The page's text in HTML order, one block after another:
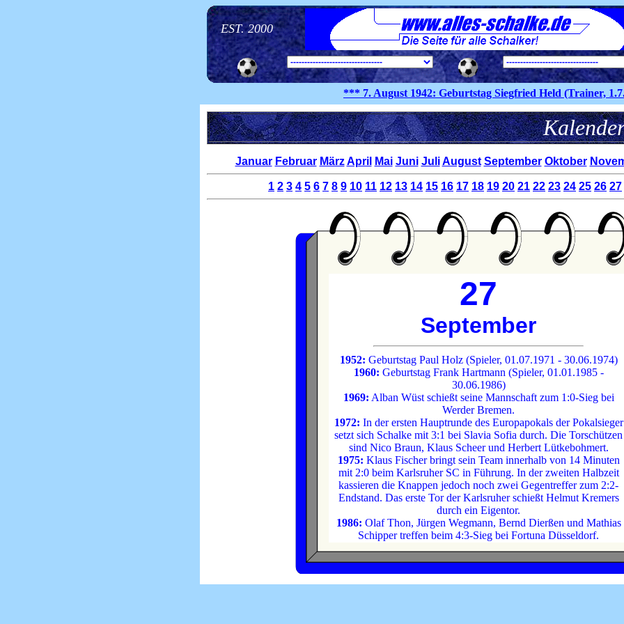
EST. 2000
*** 7. August1942:Geburtstag Siegfried Held (Trainer,
Januar Februar März April Mai Juni Juli August September Oktober
1 2 3 4 5 6 7 8 9 10 11 12 13 14 15 16 17 18 19 20 21 22 23 24 25 26 27
27
September
1952: Geburtstag Paul Holz (Spieler, 01.07.1971 - 30.06.1974)
1960: Geburtstag Frank Hartmann (Spieler, 01.01.1985 -
30.06.1986)
1969: Alban Wüst schießt seine Mannschaft zum 1:0-Sieg bei
Werder Bremen.
1972: In der ersten Hauptrunde des Europapokals der Pokalsieger
setzt sich Schalke mit 3:1 bei Slavia Sofia durch. Die Torschützen
sind Nico Braun, Klaus Scheer und Herbert Lütkebohmert.
1975: Klaus Fischer bringt sein Team innerhalb von 14 Minuten
mit 2:0 beim Karlsruher SC in Führung. In der zweiten Halbzeit
kassieren die Knappen jedoch noch zwei Gegentreffer zum 2:2-
Endstand. Das erste Tor der Karlsruher schießt Helmut Kremers
durch ein Eigentor.
1986: Olaf Thon, Jürgen Wegmann, Bernd Dierßen und Mathias
Schipper treffen beim 4:3-Sieg bei Fortuna Düsseldorf.